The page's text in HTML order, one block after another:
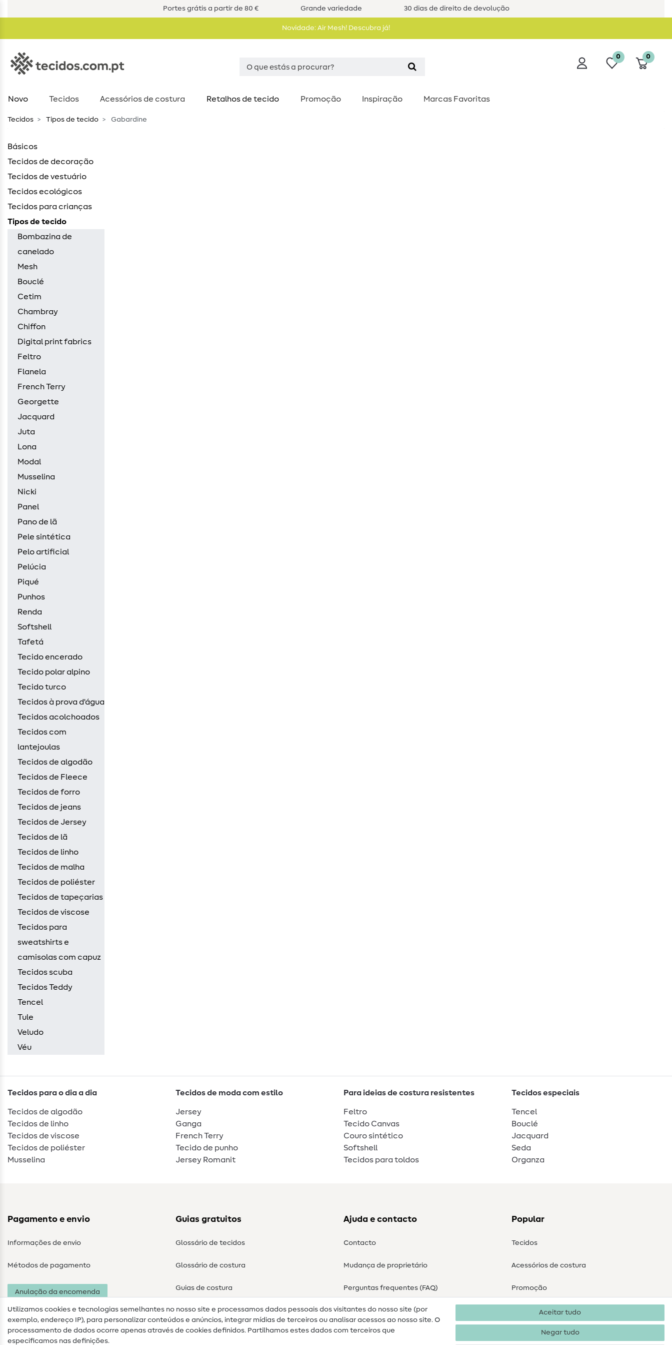
Portes grátis a partir de 80 € Grande variedade 30 dias de direito de devolução
Novidade: Air Mesh! Descubra já!
0 0
Novo Tecidos Acessórios de costura​ Retalhos de tecido Promoção Inspiração Marcas Favoritas
Tecidos Tipos de tecido Gabardine
Básicos
Tecidos de decoração
Tecidos de vestuário
Tecidos ecológicos
Tecidos para crianças
Tipos de tecido
Bombazina de
canelado
Mesh
Bouclé
Cetim
Chambray
Chiffon
Digital print fabrics
Feltro
Flanela
French Terry
Georgette
Jacquard
Juta
Lona
Modal
Musselina
Nicki
Panel
Pano de lã
Pele sintética
Pelo artificial
Pelúcia
Piqué
Punhos
Renda
Softshell
Tafetá
Tecido encerado
Tecido polar alpino
Tecido turco
Tecidos à prova d'água
Tecidos acolchoados
Tecidos com
lantejoulas
Tecidos de algodão
Tecidos de Fleece
Tecidos de forro
Tecidos de jeans
Tecidos de Jersey
Tecidos de lã
Tecidos de linho
Tecidos de malha
Tecidos de poliéster
Tecidos de tapeçarias
Tecidos de viscose
Tecidos para
sweatshirts e
camisolas com capuz
Tecidos scuba
Tecidos Teddy
Tencel
Tule
Veludo
Véu
Tecidos para o dia a dia
Tecidos de algodão
Tecidos de linho
Tecidos de viscose
Tecidos de poliéster
Musselina
Tecidos de moda com estilo
Jersey
Ganga
French Terry
Tecido de punho
Jersey Romanit
Para ideias de costura resistentes
Feltro
Tecido Canvas
Couro sintético
Softshell
Tecidos para toldos
Tecidos especiais
Tencel
Bouclé
Jacquard
Seda
Organza
Pagamento e envio
Informações de envio
Métodos de pagamento
Anulação da encomenda
Guias gratuitos
Glossário de tecidos
Glossário de costura
Guias de costura
Ajuda e contacto
Contacto
Mudança de proprietário
Perguntas frequentes (FAQ)
Direito de cancelamento
Popular
Tecidos
Acessórios de costura
Promoção
Utilizamos cookies e tecnologias semelhantes no nosso site e processamos dados pessoais dos visitantes do nosso site (por
exemplo, endereço IP), para personalizar conteúdos e anúncios, integrar mídias de terceiros ou analisar acessos ao nosso site. O
processamento de dados ocorre apenas através de cookies definidos. Partilhamos estes dados com terceiros que
especificamos nas definições.
Aceitar tudo
Negar tudo